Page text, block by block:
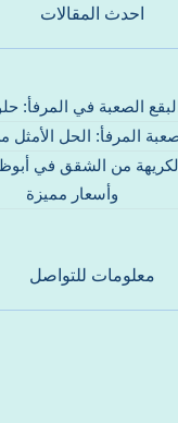
احدث المقالات
البقع الصعبة في المرفأ:
صعبة المرفأ: الحل
الكريهة من الشقق في
وأسعار مميزة
معلومات للتواصل